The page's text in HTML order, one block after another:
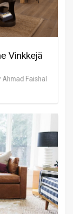
Vinkkejä
Ahmad Faishal